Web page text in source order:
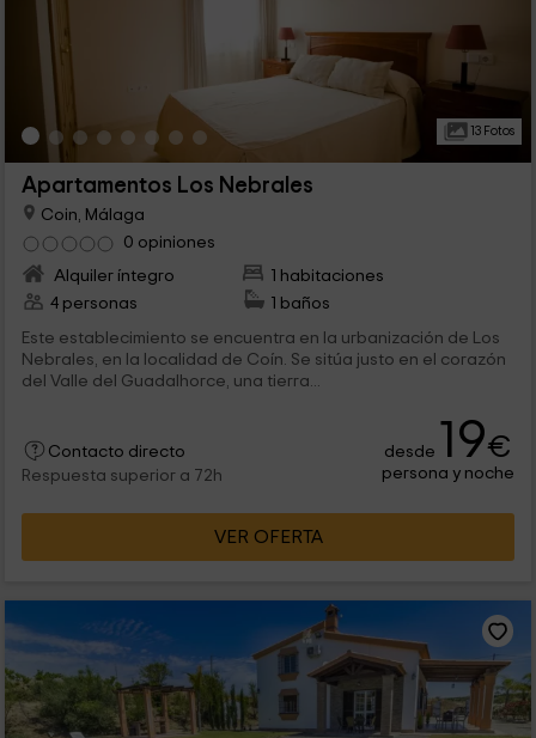
13 Fotos
Apartamentos Los Nebrales
Coin, Málaga
0 opiniones
Alquiler íntegro
1 habitaciones
4 personas
1 baños
Este establecimiento se encuentra en la urbanización de Los
Nebrales, en la localidad de Coín. Se sitúa justo en el corazón
del Valle del Guadalhorce, una tierra...
Contacto directo
Respuesta superior a 72h
desde 19€
persona y noche
VER OFERTA